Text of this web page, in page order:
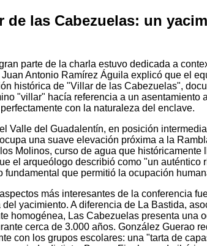
de las Cabezuelas: un
parte de la charla estuvo dedicada a
Antonio Ramírez Águila explicó que el
histórica de "Villar de las Cabezuelas",
"villar" hacía referencia a un asentamiento
con la naturaleza del enclave.
Valle del Guadalentín, en posición
una suave elevación próxima a la
Molinos, curso de agua que históricamente
el arqueólogo describió como "un auténtico
fundamental que permitió la ocupación
más interesantes de la conferencia
yacimiento. A diferencia de La Bastida,
homogénea, Las Cabezuelas presenta una
cerca de 3.000 años. González Guerao
con los grupos escolares: una "tarta de